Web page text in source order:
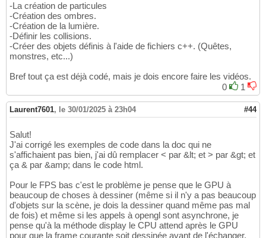
-La création de particules
-Création des ombres.
-Création de la lumière.
-Définir les collisions.
-Créer des objets définis à l'aide de fichiers c++. (Quêtes,
monstres, etc...)
Bref tout ça est déjà codé, mais je dois encore faire les vidéos.
0
1
Laurent7601, le 30/01/2025 à 23h04 #44
Salut!
J'ai corrigé les exemples de code dans la doc qui ne
s'affichaient pas bien, j'ai dû remplacer < par &lt; et > par &gt; et
ça & par &amp; dans le code html.
Pour le FPS bas c'est le problème je pense que le GPU à
beaucoup de choses à dessiner (même si il n'y a pas beaucoup
d'objets sur la scène, je dois la dessiner quand même pas mal
de fois) et même si les appels à opengl sont asynchrone, je
pense qu'à la méthode display le CPU attend après le GPU
pour que la frame courante soit dessinée avant de l'échanger.